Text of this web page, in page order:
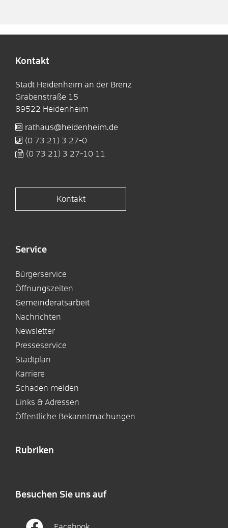
Kontakt
Stadt Heidenheim an der Brenz
Grabenstraße 15
89522 Heidenheim
rathaus@heidenheim.de
(0 73 21) 3 27-0
(0 73 21) 3 27-10 11
Kontakt
Service
Bürgerservice
Öffnungszeiten
Gemeinderatsarbeit
Nachrichten
Newsletter
Presseservice
Stadtplan
Karriere
Schaden melden
Links & Adressen
Öffentliche Bekanntmachungen
Rubriken
Besuchen Sie uns auf